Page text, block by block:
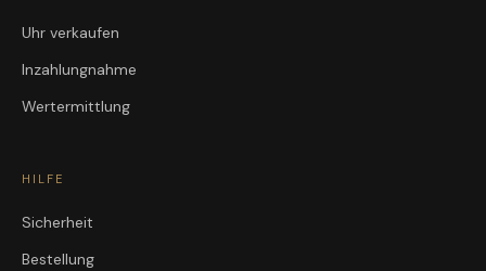
Uhr verkaufen
Inzahlungnahme
Wertermittlung
HILFE
Sicherheit
Bestellung